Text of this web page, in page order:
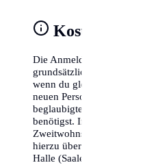
Kosten &
Die Anmeldung des
grundsätzlich kostenlos.
wenn du gleichzeitig
neuen Personalausweis)
beglaubigte Abschriften
benötigst. In einigen
Zweitwohnsitzes eine
hierzu über die lokale
Halle (Saale).